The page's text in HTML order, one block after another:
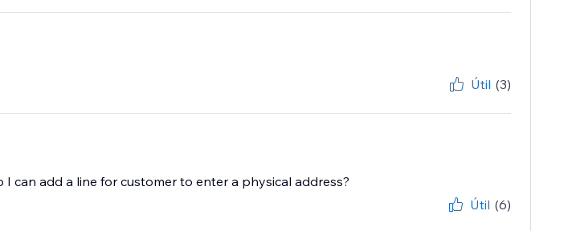
Útil (3)
I can add a line for customer to enter a physical address?
Útil (6)